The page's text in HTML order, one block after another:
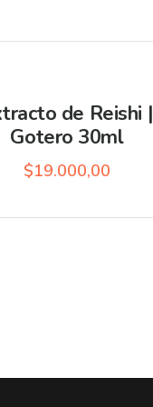
de Reishi |
Gotero 30ml
$19.000,00